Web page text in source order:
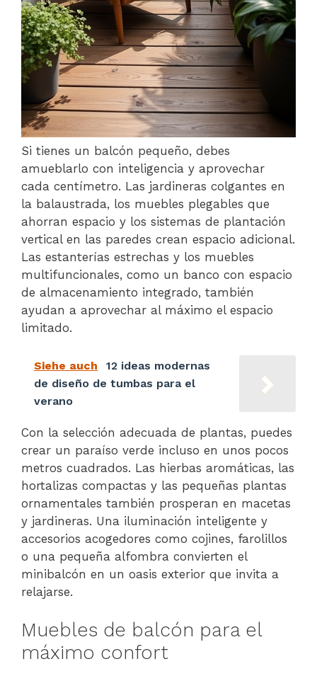
Si tienes un balcón pequeño, debes
amueblarlo con inteligencia y aprovechar
cada centímetro. Las jardineras colgantes en
la balaustrada, los muebles plegables que
ahorran espacio y los sistemas de plantación
vertical en las paredes crean espacio adicional.
Las estanterías estrechas y los muebles
multifuncionales, como un banco con espacio
de almacenamiento integrado, también
ayudan a aprovechar al máximo el espacio
limitado.
Siehe auch
12 ideas modernas
de diseño de tumbas para el
verano
Con la selección adecuada de plantas, puedes
crear un paraíso verde incluso en unos pocos
metros cuadrados. Las hierbas aromáticas, las
hortalizas compactas y las pequeñas plantas
ornamentales también prosperan en macetas
y jardineras. Una iluminación inteligente y
accesorios acogedores como cojines, farolillos
o una pequeña alfombra convierten el
minibalcón en un oasis exterior que invita a
relajarse.
Muebles de balcón para el
máximo confort